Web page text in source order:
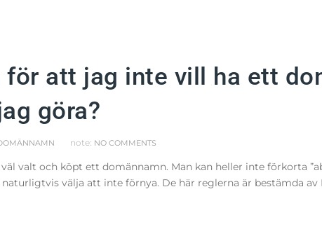
att jag inte vill ha ett
göra?
note: NO COMMENTS
valt och köpt ett domännamn. Man kan heller inte förkorta
naturligtvis välja att inte förnya. De här reglerna är bestämda